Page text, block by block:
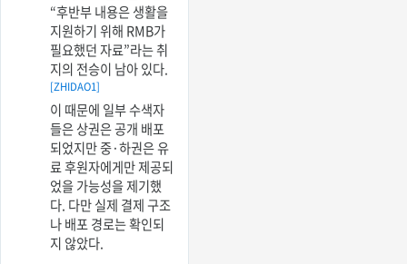
“후반부 내용은 생활을
지원하기 위해 RMB가
필요했던 자료”라는 취
지의 전승이 남아 있다.
[ZHIDAO1]
이 때문에 일부 수색자
들은 상권은 공개 배포
되었지만 중·하권은 유
료 후원자에게만 제공되
었을 가능성을 제기했
다. 다만 실제 결제 구조
나 배포 경로는 확인되
지 않았다.